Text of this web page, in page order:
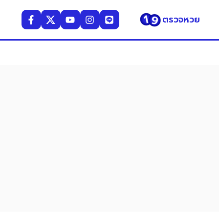
ตรวจหวย